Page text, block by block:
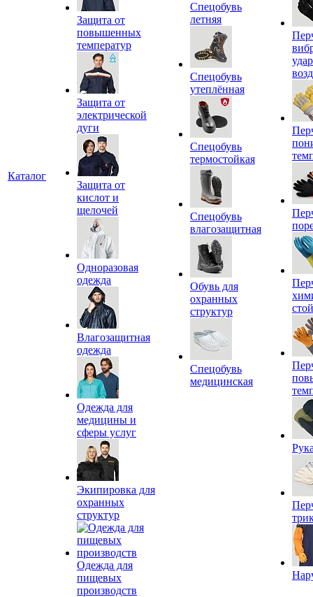
Каталог
Защита от
повышенных
температур
Защита от
электрической
дуги
Защита от
кислот и
щелочей
Одноразовая
одежда
Влагозащитная
одежда
Одежда для
медицины и
сферы услуг
Экипировка для
охранных
структур
Одежда для
пищевых
производств
Спецобувь
летняя
Спецобувь
утеплённая
Спецобувь
термостойкая
Спецобувь
влагозащитная
Обувь для
охранных
структур
Спецобувь
медицинская